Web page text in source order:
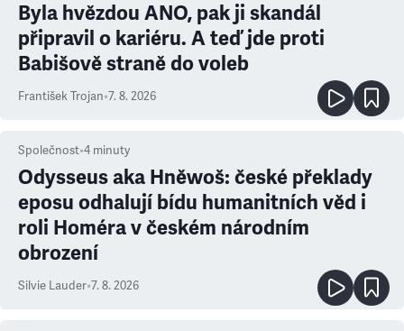
Byla hvězdou ANO, pak ji skandál
připravil o kariéru. A teď jde proti
Babišově straně do voleb
František Trojan•7. 8. 2026
Společnost•4 minuty
Odysseus aka Hněwoš: české překlady
eposu odhalují bídu humanitních věd i
roli Homéra v českém národním
obrození
Silvie Lauder•7. 8. 2026